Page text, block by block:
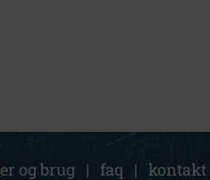
og brug | faq | kontakt